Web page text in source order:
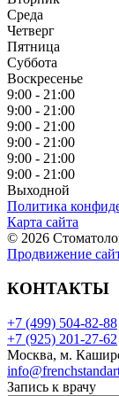
Среда
Четверг
Пятница
Суббота
Воскресенье
9:00 - 21:00
9:00 - 21:00
9:00 - 21:00
9:00 - 21:00
9:00 - 21:00
9:00 - 21:00
Выходной
Политика
Карта сайта
© 2026
Продвижение
КОНТАКТЫ
+7 (499) 504-82-88
+7 (925) 201-27-62
Москва, м.
Запись к врачу